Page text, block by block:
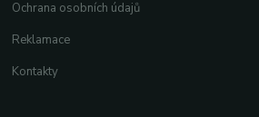
Ochrana osobních údajů
Reklamace
Kontakty